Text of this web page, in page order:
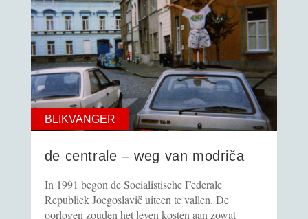
BLIKVANGER
de centrale – weg van modriča
In 1991 begon de Socialistische Federale
Republiek Joegoslavië uiteen te vallen. De
oorlogen zouden het leven kosten aan zowat